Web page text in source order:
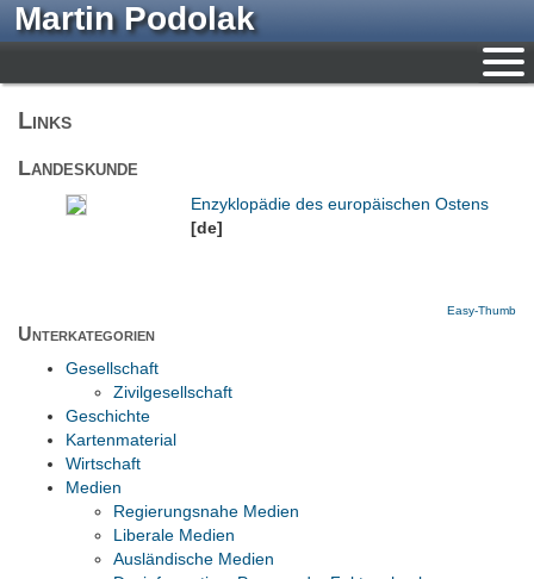
Martin Podolak
Links
Landeskunde
Enzyklopädie des europäischen Ostens
[de]
Easy-Thumb
Unterkategorien
Gesellschaft
Zivilgesellschaft
Geschichte
Kartenmaterial
Wirtschaft
Medien
Regierungsnahe Medien
Liberale Medien
Ausländische Medien